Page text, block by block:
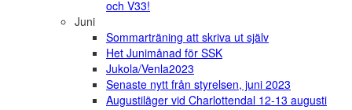
och V33!
Juni
Sommarträning att skriva ut själv
Het Junimånad för SSK
Jukola/Venla2023
Senaste nytt från styrelsen, juni 2023
Augustiläger vid Charlottendal 12-13 augusti